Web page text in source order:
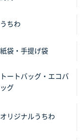
から
うちわ
紙袋・手提げ袋
トートバッグ・エコバ
ッグ
オリジナルうちわ